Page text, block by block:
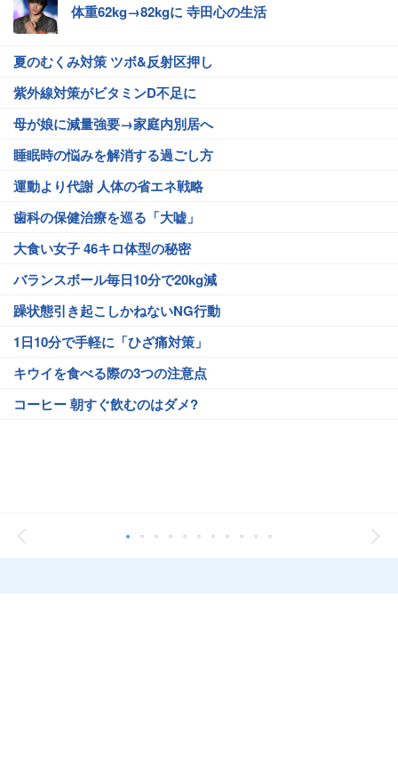
体重62kg→82kgに 寺田心の生活
夏のむくみ対策 ツボ&反射区押し
紫外線対策がビタミンD不足に
母が娘に減量強要→家庭内別居へ
睡眠時の悩みを解消する過ごし方
運動より代謝 人体の省エネ戦略
歯科の保健治療を巡る「大嘘」
大食い女子 46キロ体型の秘密
バランスボール毎日10分で20kg減
躁状態引き起こしかねないNG行動
1日10分で手軽に「ひざ痛対策」
キウイを食べる際の3つの注意点
コーヒー 朝すぐ飲むのはダメ?